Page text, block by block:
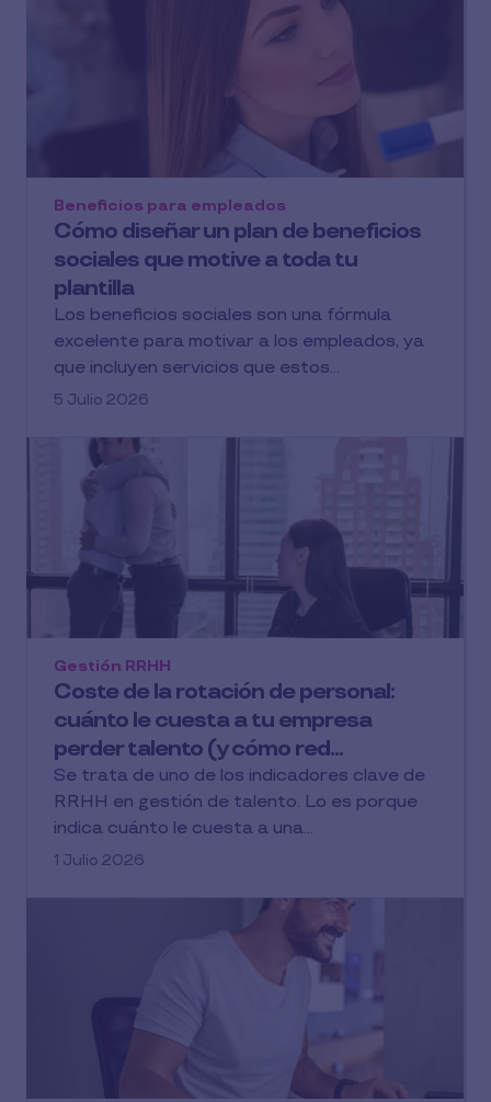
Cómo diseñar un plan de beneficios
sociales que motive a toda tu
plantilla
Beneficios para empleados
Los beneficios sociales son una fórmula
excelente para motivar a los empleados, ya
que incluyen servicios que estos...
5 Julio 2026
Coste de la rotación de personal:
cuánto le cuesta a tu empresa
perder talento (y cómo red...
Gestión RRHH
Se trata de uno de los indicadores clave de
RRHH en gestión de talento. Lo es porque
indica cuánto le cuesta a una...
1 Julio 2026